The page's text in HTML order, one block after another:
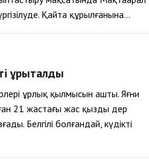
Қайта құрылғанына…
құрықталды
ұрлық қылмысын ашты. Яғни
21 жастағы жас қызды дер
Белгілі болғандай, күдікті